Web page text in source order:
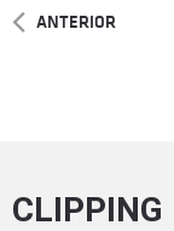
ANTERIOR
CLIPPING